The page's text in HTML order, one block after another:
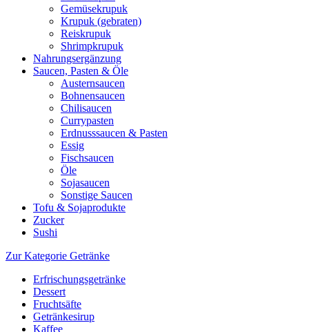
Gemüsekrupuk
Krupuk (gebraten)
Reiskrupuk
Shrimpkrupuk
Nahrungsergänzung
Saucen, Pasten & Öle
Austernsaucen
Bohnensaucen
Chilisaucen
Currypasten
Erdnusssaucen & Pasten
Essig
Fischsaucen
Öle
Sojasaucen
Sonstige Saucen
Tofu & Sojaprodukte
Zucker
Sushi
Zur Kategorie Getränke
Erfrischungsgetränke
Dessert
Fruchtsäfte
Getränkesirup
Kaffee